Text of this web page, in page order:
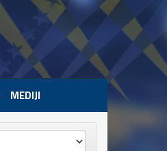
MEDIJI